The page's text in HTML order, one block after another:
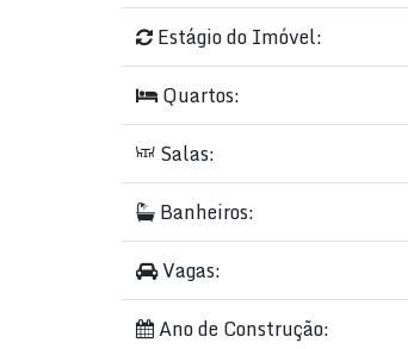
Características do Imóvel:
Academia
Academias de Ginástica
Acesso para Deficientes
Açougue
Água
Alarme
Alto Padrão
Área de Serviço
Avenida
Banca de Revistas
Estágio do Imóvel:
Quartos:
Salas:
Banheiros:
Vagas:
Ano de Construção: